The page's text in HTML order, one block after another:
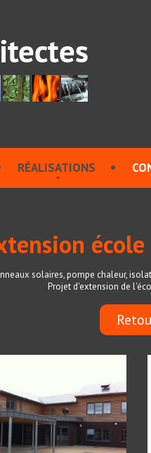
RÉALISATIONS
solaires, pompe chaleur,
Projet d'extension de